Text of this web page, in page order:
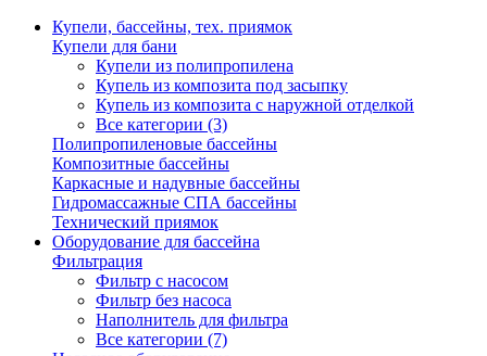
Купели, бассейны, тех. приямок
Купели для бани
Купели из полипропилена
Купель из композита под засыпку
Купель из композита с наружной отделкой
Все категории (3)
Полипропиленовые бассейны
Композитные бассейны
Каркасные и надувные бассейны
Гидромассажные СПА бассейны
Технический приямок
Оборудование для бассейна
Фильтрация
Фильтр с насосом
Фильтр без насоса
Наполнитель для фильтра
Все категории (7)